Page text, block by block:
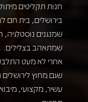
בירושלים, בית חם
שמנגנים נוסטלגיה,
שמתאהב בצלילים.
אחרי לא מעט
שגם מחוץ לירושלים
עשיר, מקצועי,